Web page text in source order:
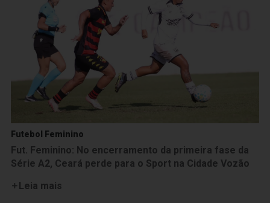
Futebol Feminino
Fut. Feminino: No encerramento da primeira fase da
Série A2, Ceará perde para o Sport na Cidade Vozão
Leia mais